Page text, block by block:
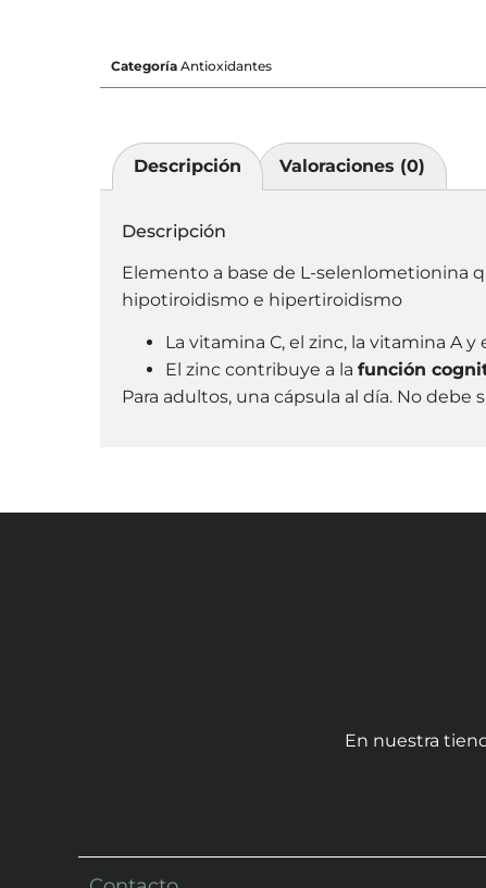
Categoría Antioxidantes
Descripción Valoraciones (0)
Descripción
Elemento a base de L-selenlometionina
hipotiroidismo e hipertiroidismo
La vitamina C, el zinc, la vitamina A
El zinc contribuye a la función
Para adultos, una cápsula al día. No
En nuestra